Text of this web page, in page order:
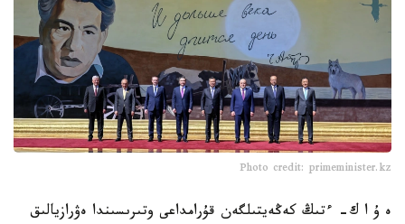
Photo credit: primeminister.kz
ە ۇ ا ك- ءتىڭ كەڭەيتىلگەن قۇرامداعى وتىرىسىندا ەۋرازيالىق